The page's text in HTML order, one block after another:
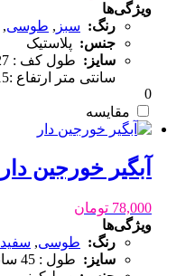
ویژگی‌ها
رنگ: سبز , طوسی,
جنس: پلاستیک
سایز:
سانتی متر ارتفاع :15سانتی متر
0
مقایسه
آبگیر خورجین دار
78,000 تومان
ویژگی‌ها
رنگ: طوسی, سفید
سایز: طول : 45 سانت عرض : 15/5 سانت